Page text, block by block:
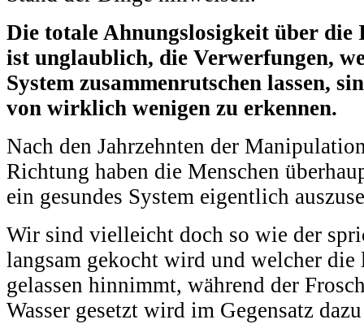
Die totale Ahnungslosigkeit über die
ist unglaublich, die Verwerfungen,
System zusammenrutschen lassen,
von wirklich wenigen zu erkennen.
Nach den Jahrzehnten der
Richtung haben die Menschen
ein gesundes System eigentlich
Wir sind vielleicht doch so wie der
langsam gekocht wird und welcher die
gelassen hinnimmt, während der
Wasser gesetzt wird im Gegensatz